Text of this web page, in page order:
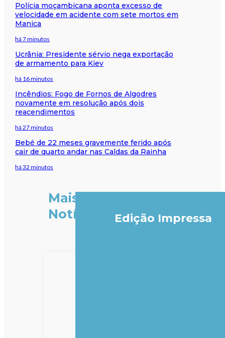
Polícia moçambicana aponta excesso de
velocidade em acidente com sete mortos em
Manica
há 7 minutos
Ucrânia: Presidente sérvio nega exportação
de armamento para Kiev
há 16 minutos
Incêndios: Fogo de Fornos de Algodres
novamente em resolução após dois
reacendimentos
há 27 minutos
Bebé de 22 meses gravemente ferido após
cair de quarto andar nas Caldas da Rainha
há 32 minutos
Mais
Notícias
Edição Impressa